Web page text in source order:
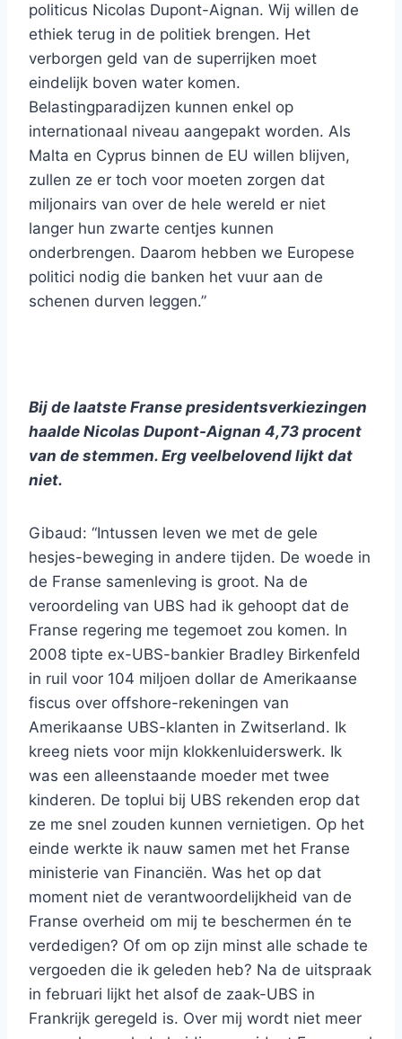
politicus Nicolas Dupont-Aignan. Wij willen de
ethiek terug in de politiek brengen. Het
verborgen geld van de superrijken moet
eindelijk boven water komen.
Belastingparadijzen kunnen enkel op
internationaal niveau aangepakt worden. Als
Malta en Cyprus binnen de EU willen blijven,
zullen ze er toch voor moeten zorgen dat
miljonairs van over de hele wereld er niet
langer hun zwarte centjes kunnen
onderbrengen. Daarom hebben we Europese
politici nodig die banken het vuur aan de
schenen durven leggen.”
Bij de laatste Franse presidentsverkiezingen
haalde Nicolas Dupont-Aignan 4,73 procent
van de stemmen. Erg veelbelovend lijkt dat
niet.
Gibaud: “Intussen leven we met de gele
hesjes-beweging in andere tijden. De woede in
de Franse samenleving is groot. Na de
veroordeling van UBS had ik gehoopt dat de
Franse regering me tegemoet zou komen. In
2008 tipte ex-UBS-bankier Bradley Birkenfeld
in ruil voor 104 miljoen dollar de Amerikaanse
fiscus over offshore-rekeningen van
Amerikaanse UBS-klanten in Zwitserland. Ik
kreeg niets voor mijn klokkenluiderswerk. Ik
was een alleenstaande moeder met twee
kinderen. De toplui bij UBS rekenden erop dat
ze me snel zouden kunnen vernietigen. Op het
einde werkte ik nauw samen met het Franse
ministerie van Financiën. Was het op dat
moment niet de verantwoordelijkheid van de
Franse overheid om mij te beschermen én te
verdedigen? Of om op zijn minst alle schade te
vergoeden die ik geleden heb? Na de uitspraak
in februari lijkt het alsof de zaak-UBS in
Frankrijk geregeld is. Over mij wordt niet meer